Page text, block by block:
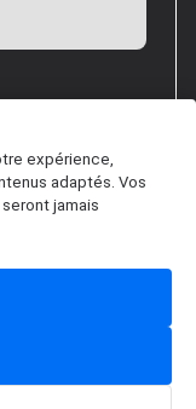
expérience,
adaptés. Vos
jamais